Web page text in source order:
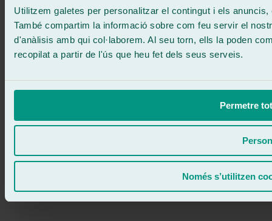
Utilitzem galetes per personalitzar el contingut i els
També compartim la informació sobre com feu servir el
d'anàlisis amb qui col·laborem. Al seu torn, ells la poden
recopilat a partir de l'ús que heu fet dels seus serveis.
Permetre
Només s’utilitzen